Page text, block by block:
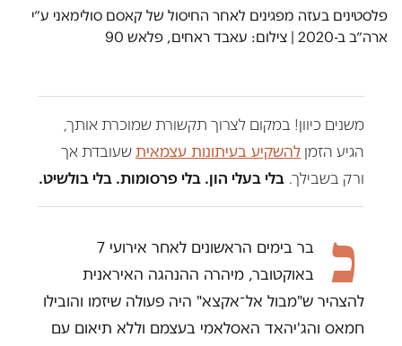
פלסטינים בעזה מפגינים לאחר החיסול של קאסם סולימאני ע״י
ארה״ב ב-2020 | צילום: עאבד ראחים, פלאש 90
משנים כיוון! במקום לצרוך תקשורת שמוכרת אותך,
הגיע הזמן להשקיע בעיתונות עצמאיתשעובדת אך
ורק בשבילך. בלי בעלי הון. בלי פרסומות. בלי בולשיט.
כ
בר בימים הראשונים לאחר אירועי 7
באוקטובר, מיהרה ההנהגה האיראנית
להצהיר ש"מבול אל־אקצא" היה פעולה שיזמו והובילו
חמאס והג'יהאד האסלאמי בעצמם וללא תיאום עם